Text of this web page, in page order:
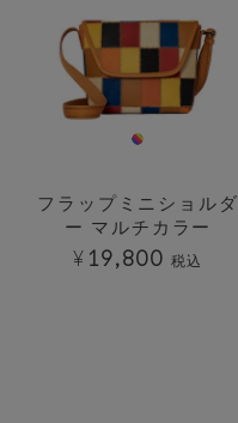
フラップミニショルダ
ー マルチカラー
¥ 19,800 税込